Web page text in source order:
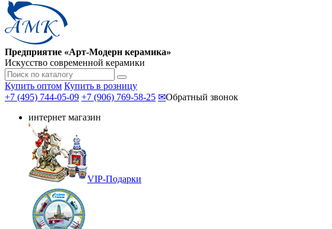
Предприятие «Арт-Модерн керамика»
Искусство современной керамики
Купить оптом Купить в розницу
+7 (495) 744-05-09 +7 (906) 769-58-25 ✉Обратный звонок
интернет магазин
VIP-Подарки